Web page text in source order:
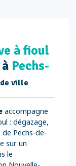
à fioul
à Pechs-
ville
accompagne
: dégazage,
Pechs-de-
sur un
le